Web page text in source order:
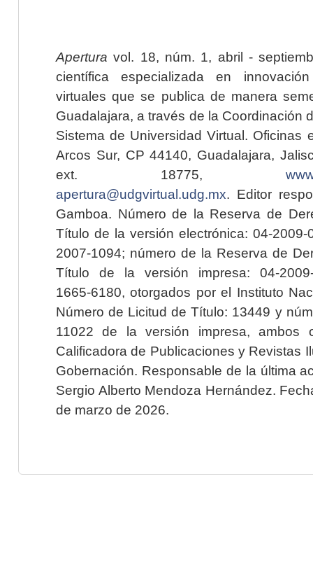
Apertura vol. 18, núm. 1, abril -
científica especializada en
virtuales que se publica de manera
Guadalajara, a través de la Coordinación
Sistema de Universidad Virtual. Oficinas
Arcos Sur, CP 44140, Guadalajara,
ext. 18775,
apertura@udgvirtual.udg.mx. Editor
Gamboa. Número de la Reserva de
Título de la versión electrónica: 04-2009-
2007-1094; número de la Reserva de
Título de la versión impresa: 04-2009-
1665-6180, otorgados por el Instituto
Número de Licitud de Título: 13449 y
11022 de la versión impresa, ambos
Calificadora de Publicaciones y Revistas
Gobernación. Responsable de la última
Sergio Alberto Mendoza Hernández.
de marzo de 2026.